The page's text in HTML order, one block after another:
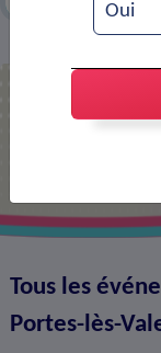
Tous les
Portes-lès-
Oui